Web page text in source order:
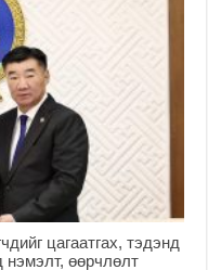
цагаатгах, тэдэнд
нэмэлт, өөрчлөлт